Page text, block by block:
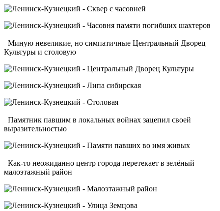
Миную невеликие, но симпатичные Центральный Дворец
Культуры и столовую
Памятник павшим в локальных войнах зацепил своей
выразительностью
Как-то неожиданно центр города перетекает в зелёный
малоэтажный район